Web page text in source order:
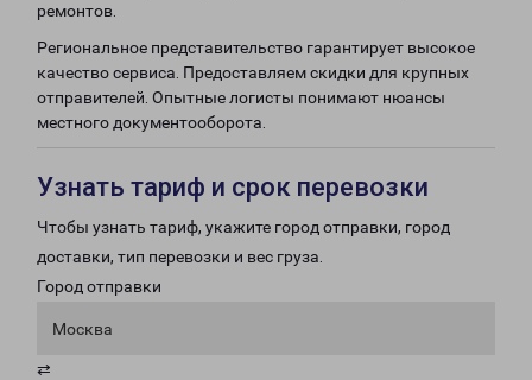
ремонтов.
Региональное представительство гарантирует высокое
качество сервиса. Предоставляем скидки для крупных
отправителей. Опытные логисты понимают нюансы
местного документооборота.
Узнать тариф и срок перевозки
Чтобы узнать тариф, укажите город отправки, город
доставки, тип перевозки и вес груза.
Город отправки
Москва
⇄